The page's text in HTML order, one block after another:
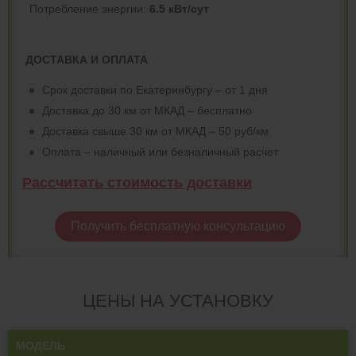
Потреблeние энергии: 6.5 кВт/сут
ДОСТАВКА И ОПЛАТА
Срок доставки по Екатеринбургу – от 1 дня
Доставка до 30 км от МКАД – бесплатно
Доставка свыше 30 км от МКАД – 50 руб/км
Оплата – наличный или безналичный расчет
Рассчитать стоимость доставки
Получить бесплатную консультацию
ЦЕНЫ НА УСТАНОВКУ
МОДЕЛЬ